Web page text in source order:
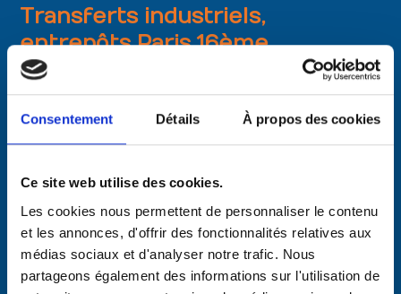
Consentement Détails À propos des cookies
Ce site web utilise des cookies.
Les cookies nous permettent de personnaliser le contenu
et les annonces, d'offrir des fonctionnalités relatives aux
médias sociaux et d'analyser notre trafic. Nous
partageons également des informations sur l'utilisation de
Transferts industriels,
entrepôts Paris 16ème
Protection et mise en sécurité du site,
Paris 16èmeavec les moyens adaptés,
inventaire etdéménagement des stocks, des
outillages, des matières premières…
Transferts d’archives Paris
16ème (75016)